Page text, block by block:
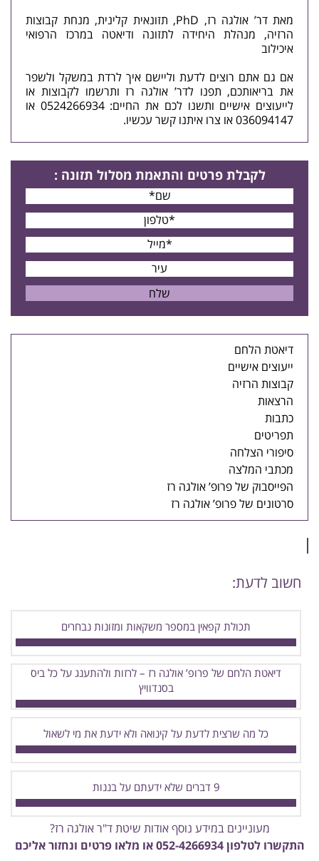
מאת דר’ אולגה רז, PhD, תזונאית קלינית, מנחת קבוצות
הרזיה, מנהלת היחידה לתזונה ודיאטה במרכז הרפואי
איכילוב
אם גם אתם רוצים לדעת וליישם איך לרדת במשקל ולשפר
את בריאותכם, תפנו לדר’ אולגה רז ותרשמו לקבוצות או
לייעוצים אישיים ותשנו לכם את החיים: 0524266934 או
036094147 או
צרו איתנו קשר עכשיו.
לקבלת פרטים והתאמת מסלול תזונה :
דיאטת הלחם
ייעוצים אישיים
קבוצות הרזיה
הרצאות
כתבות
תפריטים
סיפורי הצלחה
מכתבי המלצה
הפייסבוק של פרופ’ אולגה רז
סרטונים של פרופ’ אולגה רז
חשוב לדעת:
תכולת קפאין במספר משקאות ומזונות נבחרים
דיאטת הלחם של פרופ’ אולגה רז – לרזות ולהתענג על כל ביס
בסנדוויץ
כל מה שרצית לדעת על קינואה ולא ידעת את מי לשאול
9 דברים שלא ידעתם על בננות
מעוניינים במידע נוסף אודות שיטת ד"ר אולגה רז?
התקשרו לטלפון052-4266934 או מלאו פרטים ונחזור אליכם